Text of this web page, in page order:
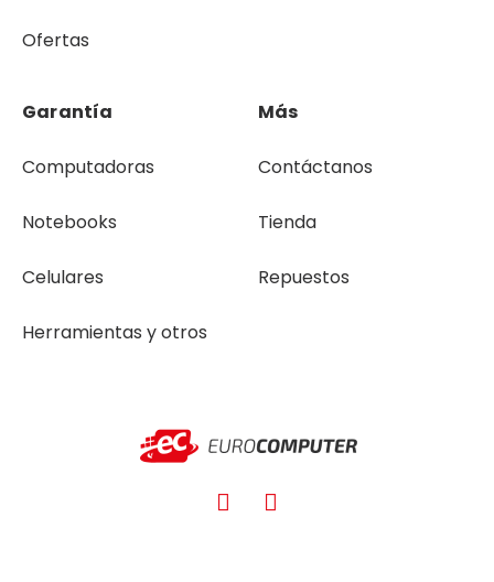
Ofertas
Garantía
Computadoras
Notebooks
Celulares
Herramientas y otros
Más
Contáctanos
Tienda
Repuestos